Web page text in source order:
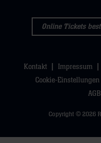
Online Tickets
Kontakt Impressum
Cookie-Einstellungen
Copyright © 2026